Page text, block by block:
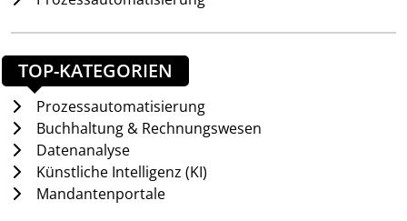
TOP-KATEGORIEN
Prozessautomatisierung
Buchhaltung & Rechnungswesen
Datenanalyse
Künstliche Intelligenz (KI)
Mandantenportale
Optimiert für Steuerberater, Kanzleien und
wirtschaftsnahe Dienstleister
UnsereOnline-Softwarelösungen
Steuerberater & Wirtschaftsprüfer
Steuerkanzleien jeder Größe
Buchhaltungsbüros & Bilanzbuchhalter
Unternehmensberater und Finanzdienstleister
Insbesondere